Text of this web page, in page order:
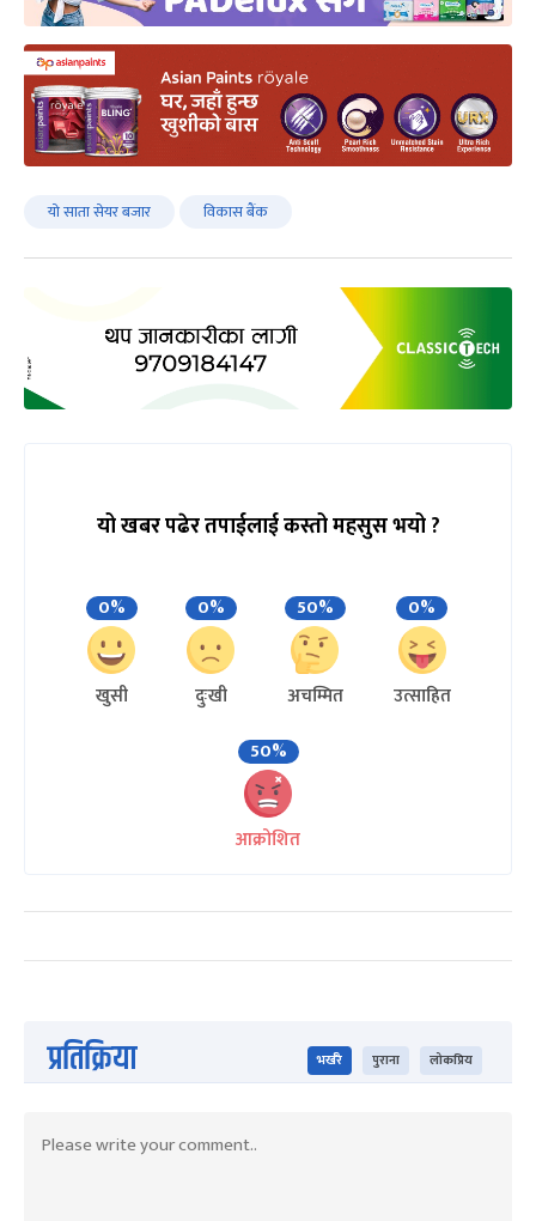
यो साता सेयर बजार विकास बैंक
यो खबर पढेर तपाईलाई कस्तो महसुस भयो ?
0%
खुसी
0%
दुःखी
50%
अचम्मित
0%
उत्साहित
50%
आक्रोशित
प्रतिक्रिया भर्खरै पुराना लोकप्रिय